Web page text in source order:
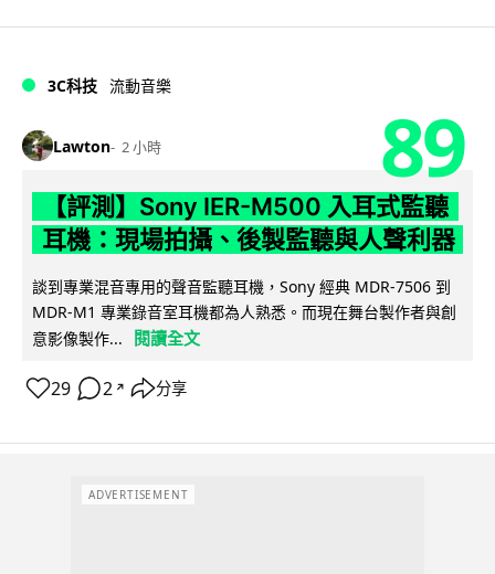
3C科技 流動音樂
Lawton 2 小時 89
【評測】Sony IER-M500 入耳式監聽
耳機：現場拍攝、後製監聽與人聲利器
談到專業混音專用的聲音監聽耳機，Sony 經典 MDR-7506 到
MDR-M1 專業錄音室耳機都為人熟悉。而現在舞台製作者與創
意影像製作...
閱讀全文
29 2 ↗ 分享
ADVERTISEMENT